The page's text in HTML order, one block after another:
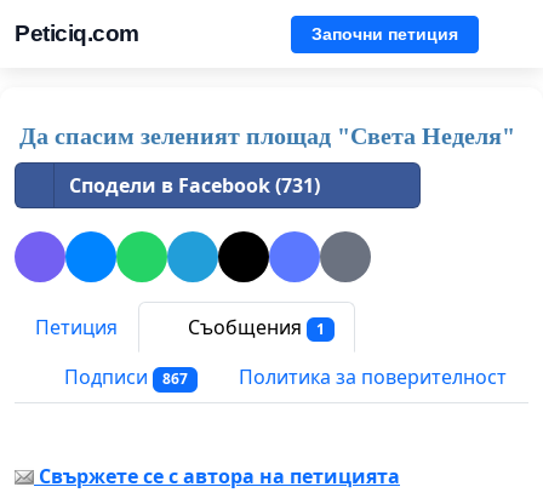
Peticiq.com Започни петиция
Да спасим зеленият площад "Света Неделя"
Сподели в Facebook (731)
Петиция Съобщения 1
Подписи 867 Политика за поверителност
Свържете се с автора на петицията